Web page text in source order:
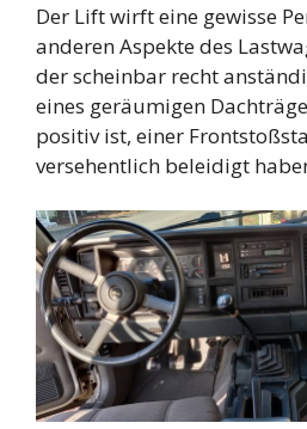
Der Lift wirft eine gewisse
anderen Aspekte des
der scheinbar recht
eines geräumigen
positiv ist, einer
versehentlich beleidigt